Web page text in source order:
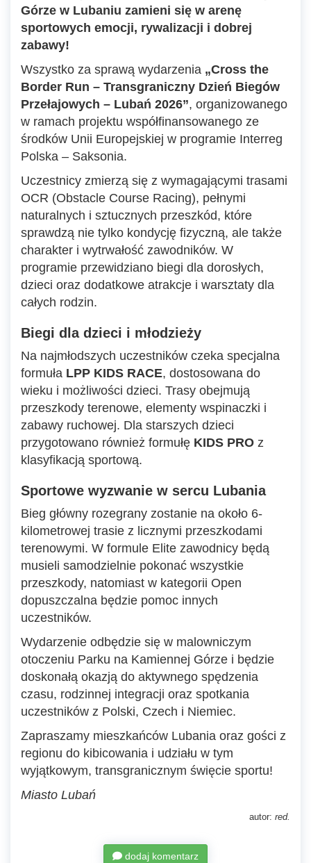
Górze w Lubaniu zamieni się w arenę
sportowych emocji, rywalizacji i dobrej
zabawy!
Wszystko za sprawą wydarzenia „Cross the
Border Run – Transgraniczny Dzień Biegów
Przełajowych – Lubań 2026”, organizowanego
w ramach projektu współfinansowanego ze
środków Unii Europejskiej w programie Interreg
Polska – Saksonia.
Uczestnicy zmierzą się z wymagającymi trasami
OCR (Obstacle Course Racing), pełnymi
naturalnych i sztucznych przeszkód, które
sprawdzą nie tylko kondycję fizyczną, ale także
charakter i wytrwałość zawodników. W
programie przewidziano biegi dla dorosłych,
dzieci oraz dodatkowe atrakcje i warsztaty dla
całych rodzin.
Biegi dla dzieci i młodzieży
Na najmłodszych uczestników czeka specjalna
formuła LPP KIDS RACE, dostosowana do
wieku i możliwości dzieci. Trasy obejmują
przeszkody terenowe, elementy wspinaczki i
zabawy ruchowej. Dla starszych dzieci
przygotowano również formułę KIDS PRO z
klasyfikacją sportową.
Sportowe wyzwanie w sercu Lubania
Bieg główny rozegrany zostanie na około 6-
kilometrowej trasie z licznymi przeszkodami
terenowymi. W formule Elite zawodnicy będą
musieli samodzielnie pokonać wszystkie
przeszkody, natomiast w kategorii Open
dopuszczalna będzie pomoc innych
uczestników.
Wydarzenie odbędzie się w malowniczym
otoczeniu Parku na Kamiennej Górze i będzie
doskonałą okazją do aktywnego spędzenia
czasu, rodzinnej integracji oraz spotkania
uczestników z Polski, Czech i Niemiec.
Zapraszamy mieszkańców Lubania oraz gości z
regionu do kibicowania i udziału w tym
wyjątkowym, transgranicznym święcie sportu!
Miasto Lubań
autor: red.
dodaj komentarz